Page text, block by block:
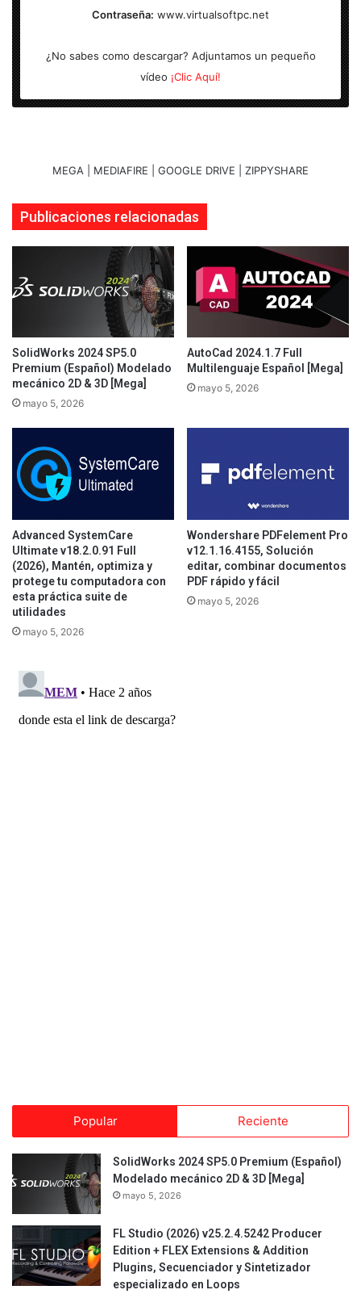
Contraseña: www.virtualsoftpc.net
¿No sabes como descargar? Adjuntamos un pequeño
vídeo ¡Clic Aquí!
MEGA | MEDIAFIRE | GOOGLE DRIVE | ZIPPYSHARE
Publicaciones relacionadas
SolidWorks 2024 SP5.0
Premium (Español) Modelado
mecánico 2D & 3D [Mega]
mayo 5, 2026
AutoCad 2024.1.7 Full
Multilenguaje Español [Mega]
mayo 5, 2026
Advanced SystemCare
Ultimate v18.2.0.91 Full
(2026), Mantén, optimiza y
protege tu computadora con
esta práctica suite de
utilidades
mayo 5, 2026
Wondershare PDFelement Pro
v12.1.16.4155, Solución
editar, combinar documentos
PDF rápido y fácil
mayo 5, 2026
Popular Reciente
SolidWorks 2024 SP5.0 Premium (Español)
Modelado mecánico 2D & 3D [Mega]
mayo 5, 2026
FL Studio (2026) v25.2.4.5242 Producer
Edition + FLEX Extensions & Addition
Plugins, Secuenciador y Sintetizador
especializado en Loops